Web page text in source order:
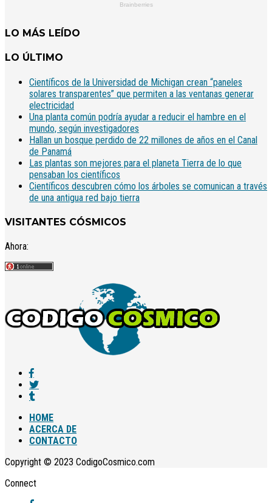
LO MÁS LEÍDO
LO ÚLTIMO
Científicos de la Universidad de Michigan crean “paneles
solares transparentes” que permiten a las ventanas generar
electricidad
Una planta común podría ayudar a reducir el hambre en el
mundo, según investigadores
Hallan un bosque perdido de 22 millones de años en el Canal
de Panamá
Las plantas son mejores para el planeta Tierra de lo que
pensaban los científicos
Científicos descubren cómo los árboles se comunican a través
de una antigua red bajo tierra
VISITANTES CÓSMICOS
Ahora:
HOME
ACERCA DE
CONTACTO
Copyright © 2023 CodigoCosmico.com
Connect